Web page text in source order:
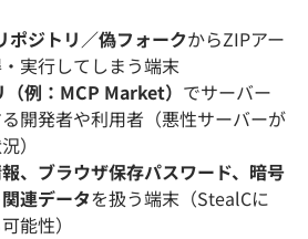
ジトリ／偽フォークからZIPアー
実行してしまう端末
例：MCP Market） でサーバー
開発者や利用者（悪性サーバーが
）
、ブラウザ保存パスワード、暗号
連データを扱う端末（StealCに
能性）